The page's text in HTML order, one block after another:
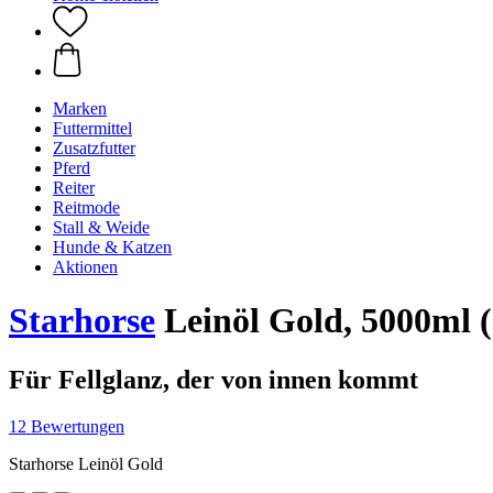
Marken
Futtermittel
Zusatzfutter
Pferd
Reiter
Reitmode
Stall & Weide
Hunde & Katzen
Aktionen
Starhorse Leinöl Gold, 5000ml
Für Fellglanz, der von innen kommt
12 Bewertungen
Starhorse Leinöl Gold